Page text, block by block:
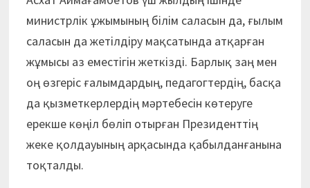
министрлік ұжымының білім саласын да, ғылым
саласын да жетілдіру мақсатында атқарған
жұмысы аз еместігін жеткізді. Барлық заң мен
оң өзгеріс ғалымдардың, педагогтердің, басқа
да қызметкерлердің мәртебесін көтеруге
ерекше көңіл бөліп отырған Президенттің
жеке қолдауының арқасында қабылданғанына
тоқталды.